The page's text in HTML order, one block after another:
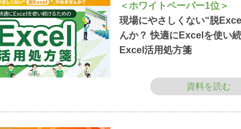
＜ホワイトペーパー1位＞
現場にやさしくない“脱
んか？ 快適にExcelを使い
Excel活用処方箋
資料を読む